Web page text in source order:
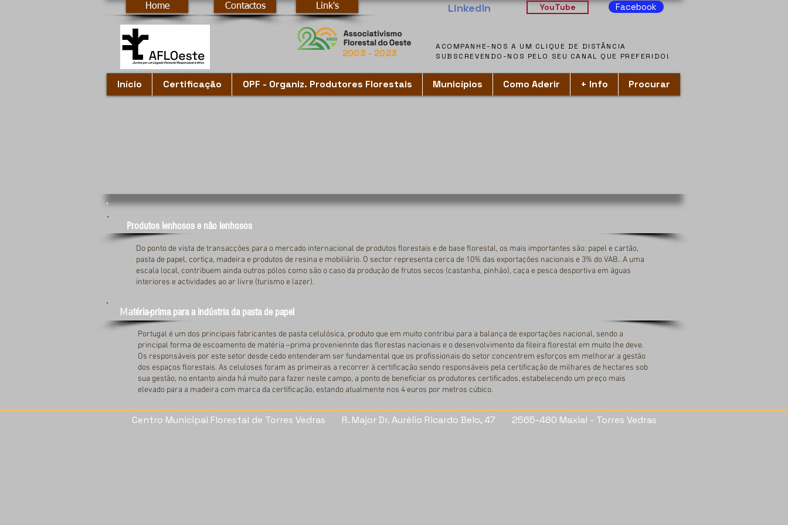
Home Contactos Link's
2003 - 2023
LinkedIn YouTube Facebook
ACOMPANHE-NOS A UM CLIQUE DE DISTÂNCIA
SUBSCREVENDO-NOS PELO SEU CANAL QUE PREFERIDO!
ACOMPANHE-NOS A UM CLIQUE DE DISTÂNCIA
SUBSCREVENDO-NOS PELO SEU CANAL QUE PREFERIDO!
Início Certificação OPF - Organiz. Produtores Florestais Municípios Como Aderir + Info Procurar
Produtos lenhosos e não lenhosos
Do ponto de vista de transacções para o mercado internacional de produtos florestais e de base florestal, os mais importantes são: papel e cartão,
pasta de papel, cortiça, madeira e produtos de resina e mobiliário. O sector representa cerca de 10% das exportações nacionais e 3% do VAB.. A uma
escala local, contribuem ainda outros pólos como são o caso da produção de frutos secos (castanha, pinhão), caça e pesca desportiva em águas
interiores e actividades ao ar livre (turismo e lazer).
Matéria-prima para a indústria da pasta de papel
Portugal é um dos principais fabricantes de pasta celulósica, produto que em muito contribui para a balança de exportações nacional, sendo a
principal forma de escoamento de matéria –prima proveniennte das florestas nacionais e o desenvolvimento da fileira florestal em muito lhe deve.
Os responsáveis por este setor desde cedo entenderam ser fundamental que os profissionais do setor concentrem esforços em melhorar a gestão
dos espaços florestais. As celuloses foram as primeiras a recorrer à certificação sendo responsáveis pela certificação de milhares de hectares sob
sua gestão, no entanto ainda há muito para fazer neste campo, a ponto de beneficiar os produtores certificados, estabelecendo um preço mais
elevado para a madeira com marca da certificação, estando atualmente nos 4 euros por metros cúbico.
Centro Municipal Florestal de Torres Vedras R. Major Dr. Aurélio Ricardo Belo, 47 2565-480 Maxial - Torres Vedras